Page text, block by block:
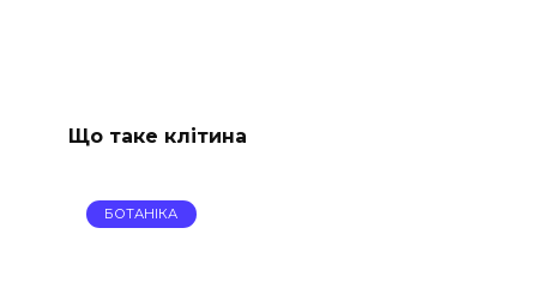
Що таке клітина
БОТАНІКА